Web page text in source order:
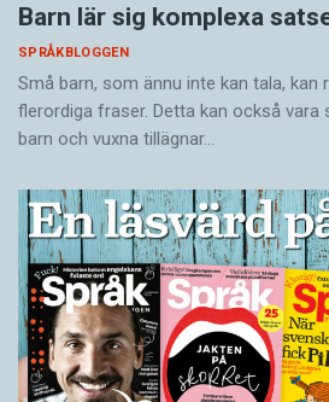
Barn lär sig komplexa
SPRÅKBLOGGEN
Små barn, som ännu inte kan tala, kan
flerordiga fraser. Detta kan också vara
barn och vuxna tillägnar…